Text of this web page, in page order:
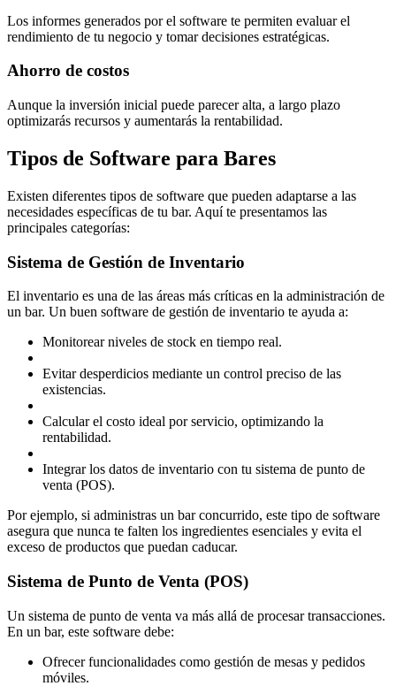
Los informes generados por el software te permiten evaluar el
rendimiento de tu negocio y tomar decisiones estratégicas.
Ahorro de costos
Aunque la inversión inicial puede parecer alta, a largo plazo
optimizarás recursos y aumentarás la rentabilidad.
Tipos de Software para Bares
Existen diferentes tipos de software que pueden adaptarse a las
necesidades específicas de tu bar. Aquí te presentamos las
principales categorías:
Sistema de Gestión de Inventario
El inventario es una de las áreas más críticas en la administración de
un bar. Un buen software de gestión de inventario te ayuda a:
Monitorear niveles de stock en tiempo real.
Evitar desperdicios mediante un control preciso de las
existencias.
Calcular el costo ideal por servicio, optimizando la
rentabilidad.
Integrar los datos de inventario con tu sistema de punto de
venta (POS).
Por ejemplo, si administras un bar concurrido, este tipo de software
asegura que nunca te falten los ingredientes esenciales y evita el
exceso de productos que puedan caducar.
Sistema de Punto de Venta (POS)
Un sistema de punto de venta va más allá de procesar transacciones.
En un bar, este software debe:
Ofrecer funcionalidades como gestión de mesas y pedidos
móviles.